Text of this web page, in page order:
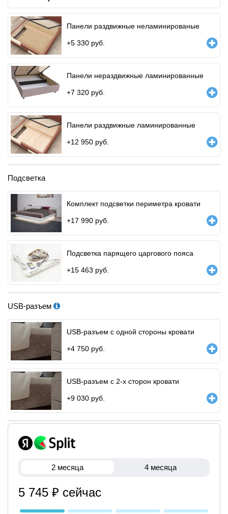
Панели раздвижные неламинированые
+5 330 руб.
Панели нераздвижные ламинированные
+7 320 руб.
Панели раздвижные ламинированные
+12 950 руб.
Подсветка
Комплект подсветки периметра кровати
+17 990 руб.
Подсветка парящего царгового пояса
+15 463 руб.
USB-разъем
USB-разъем с одной стороны кровати
+4 750 руб.
USB-разъем с 2-х сторон кровати
+9 030 руб.
2 месяца 4 месяца
5 745 ₽ сейчас